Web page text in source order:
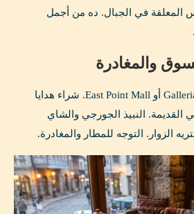
المعلقة في الجبال. ده من أجمل
والمغادرة
صباحاً، تسوق في Galleria Mall أو East Point Mall. شراء هدايا
القديمة. النبيذ الجورجي والشاي
الزوار. التوجه للمطار والمغادرة.